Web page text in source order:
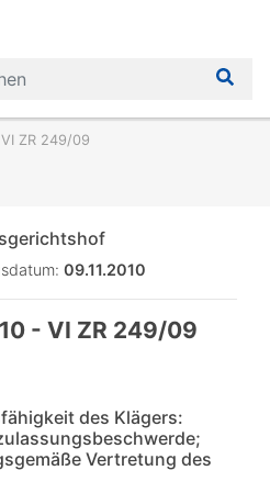
VI ZR 249/09
09.11.2010
- VI ZR 249/09
des Klägers:
Vertretung des